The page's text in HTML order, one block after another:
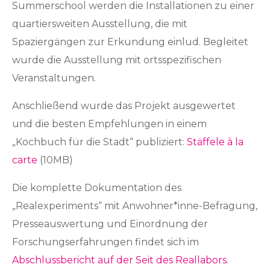
Summerschool werden die Installationen zu einer
quartiersweiten Ausstellung, die mit
Spaziergängen zur Erkundung einlud. Begleitet
wurde die Ausstellung mit ortsspezifischen
Veranstaltungen.
Anschließend wurde das Projekt ausgewertet
und die besten Empfehlungen in einem
„Kochbuch für die Stadt“ publiziert: Stäffele à la
carte (10MB)
Die komplette Dokumentation des
„Realexperiments“ mit Anwohner*inne-Befragung,
Presseauswertung und Einordnung der
Forschungserfahrungen findet sich im
Abschlussbericht auf der Seit des Reallabors.